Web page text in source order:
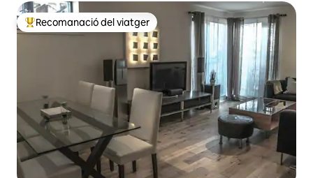
Principals recomanacions dels viatgers
Recomanació del viatger